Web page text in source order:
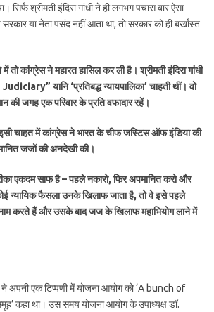
सिर्फ श्रीमती इंदिरा गांधी ने ही लगभग पचास बार ऐसा
या नेता पसंद नहीं आता था, तो सरकार को ही बर्खास्त
तो कांग्रेस ने महारत हासिल कर ली है। श्रीमती इंदिरा गांधी
यानि ‘प्रतिबद्ध न्यायपालिका’ चाहती थीं। वो
की जगह एक परिवार के प्रति वफादार रहें।
इसी चाहत में कांग्रेस ने भारत के चीफ जस्टिस ऑफ इंडिया की
जजों की अनदेखी की।
एकदम साफ है – पहले नकारो, फिर अपमानित करो और
न्यायिक फैसला उनके खिलाफ जाता है, तो वे इसे पहले
करते हैं और उसके बाद जज के खिलाफ महाभियोग लाने में
ने अपनी एक टिप्पणी में योजना आयोग को ‘A bunch of
कहा था। उस समय योजना आयोग के उपाध्यक्ष डॉ.